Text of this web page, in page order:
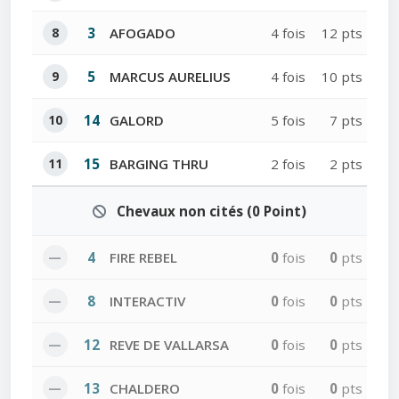
8 3 AFOGADO 4 fois 12 pts
9 5 MARCUS AURELIUS 4 fois 10 pts
10 14 GALORD 5 fois 7 pts
11 15 BARGING THRU 2 fois 2 pts
Chevaux non cités (0 Point)
— 4 FIRE REBEL 0 fois 0 pts
— 8 INTERACTIV 0 fois 0 pts
— 12 REVE DE VALLARSA 0 fois 0 pts
— 13 CHALDERO 0 fois 0 pts